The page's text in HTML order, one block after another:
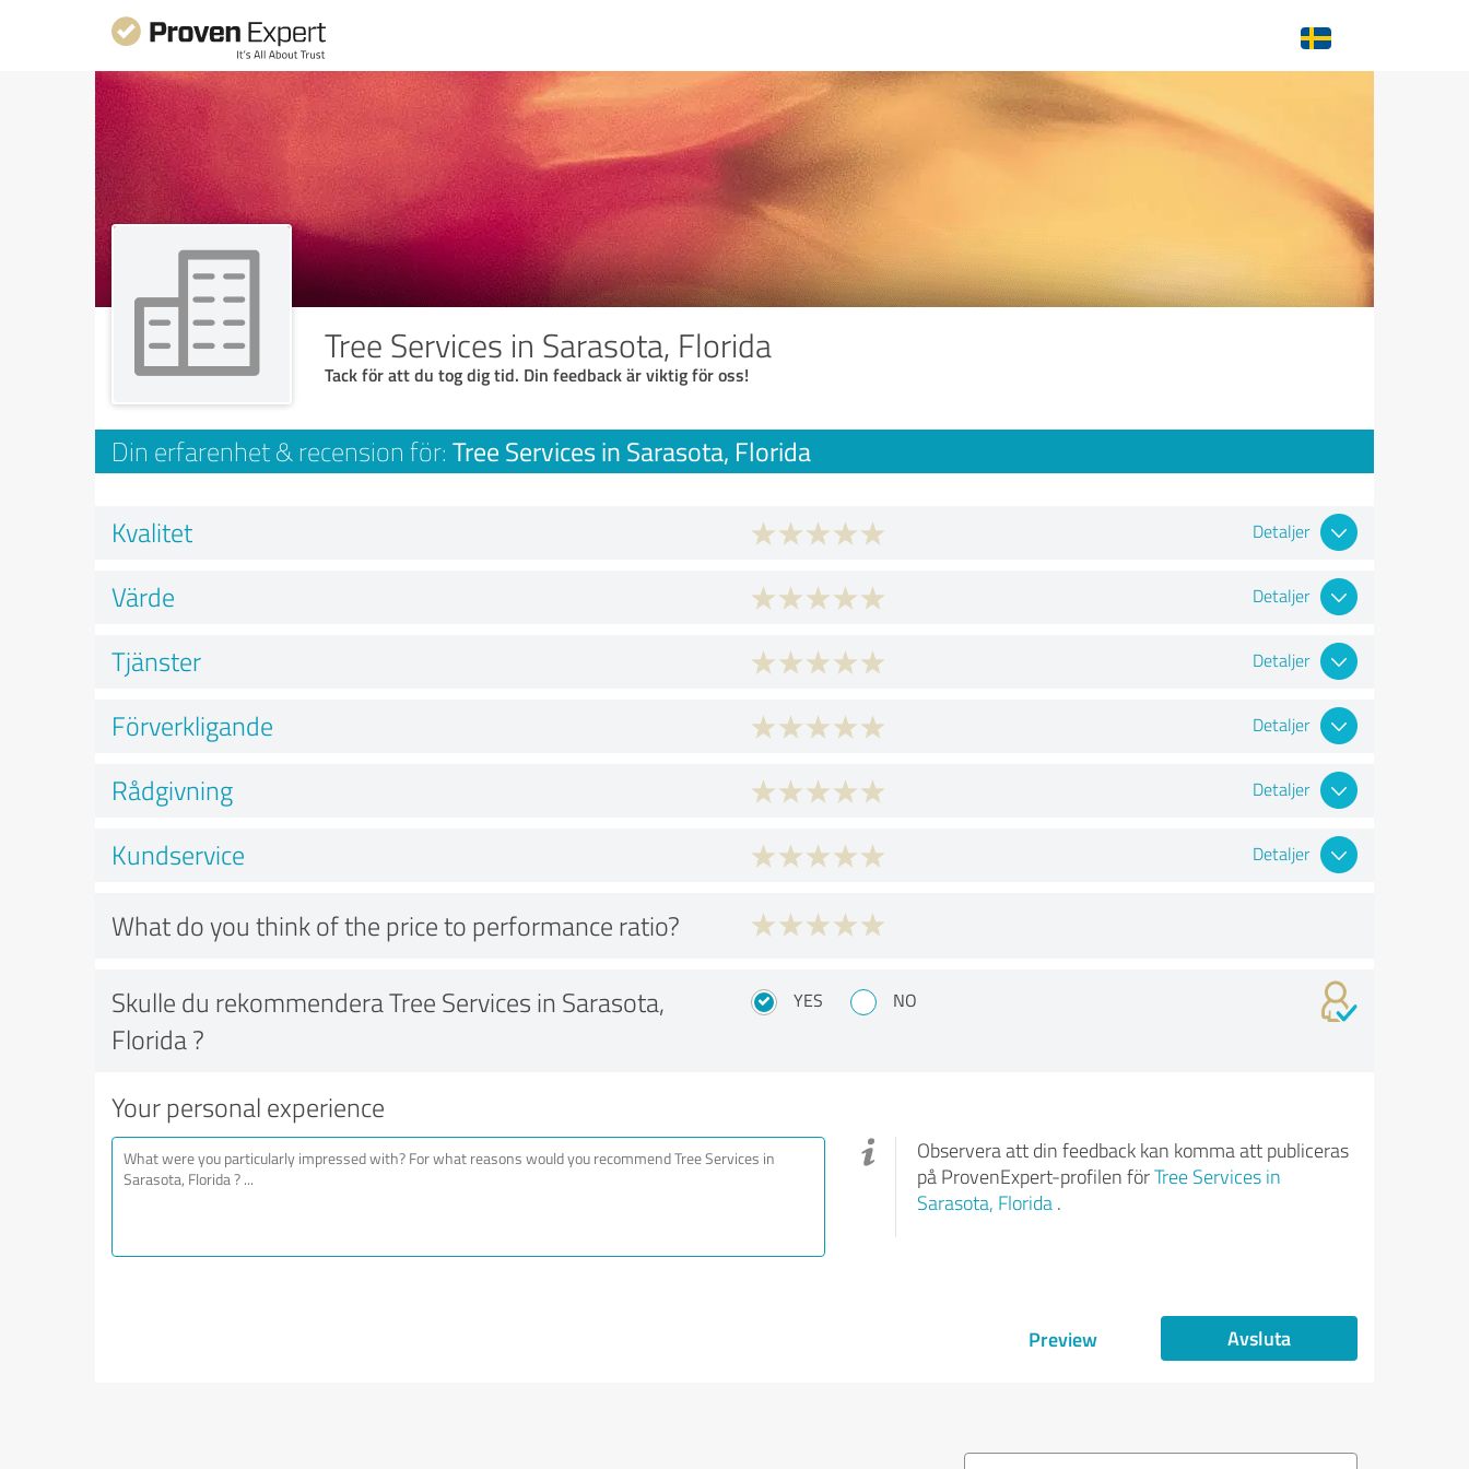
Tree Services in Sarasota, Florida
Tack för att du tog dig tid. Din feedback är viktig för oss!
Din erfarenhet & recension för: Tree Services in Sarasota, Florida
Kvalitet Detaljer
Värde Detaljer
Tjänster Detaljer
Förverkligande Detaljer
Rådgivning Detaljer
Kundservice Detaljer
What do you think of the price to performance ratio?
Skulle du rekommendera Tree Services in Sarasota,
Florida ?
YES NO
Your personal experience
Observera att din feedback kan komma att publiceras
på ProvenExpert-profilen förTree Services in
Sarasota, Florida.
Preview Avsluta